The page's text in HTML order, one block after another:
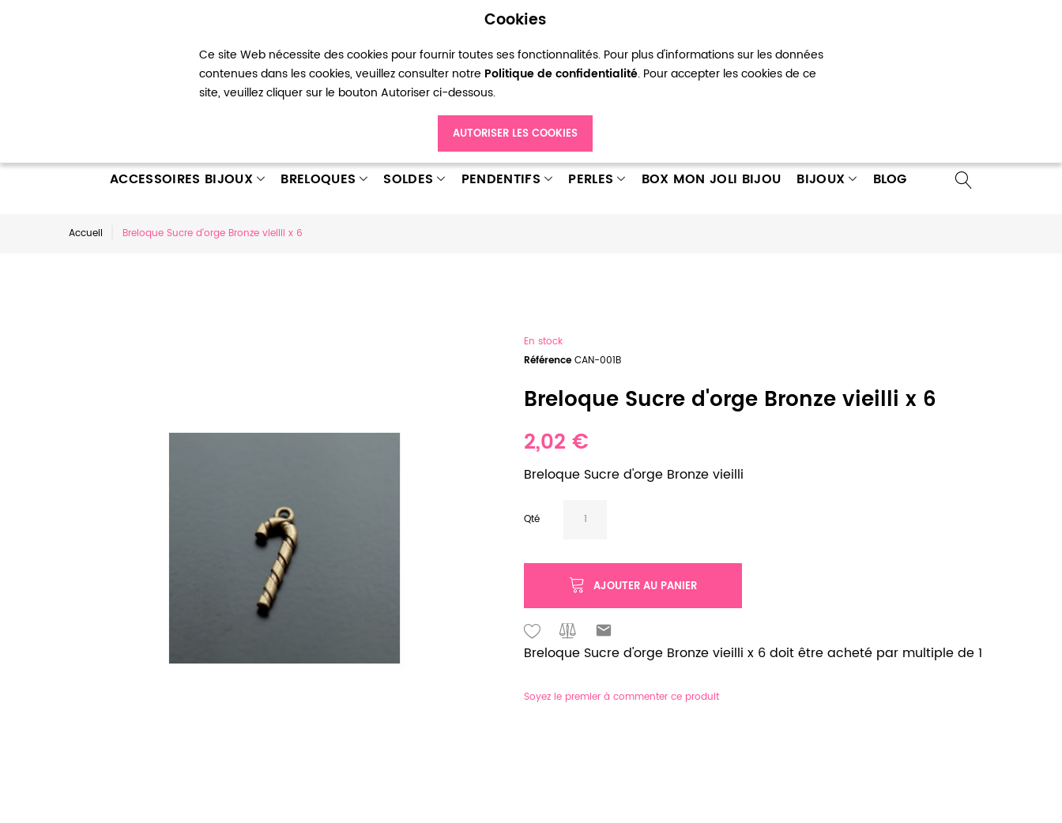
Cookies
Ce site Web nécessite des cookies pour fournir toutes ses fonctionnalités. Pour plus d'informations sur les données
contenues dans les cookies, veuillez consulter notre Politique de confidentialité. Pour accepter les cookies de ce
site, veuillez cliquer sur le bouton Autoriser ci-dessous.
AUTORISER LES COOKIES
Mon compte Ma liste d’envies Connexion Créer un compte
ACCESSOIRES BIJOUX BRELOQUES SOLDES PENDENTIFS PERLES BOX MON JOLI BIJOU BIJOUX BLOG
Accueil Breloque Sucre d'orge Bronze vieilli x 6
En stock
Référence CAN-001B
Breloque Sucre d'orge Bronze vieilli x 6
2,02 €
Breloque Sucre d'orge Bronze vieilli
Qté
AJOUTER AU PANIER
Breloque Sucre d'orge Bronze vieilli x 6 doit être acheté par multiple de 1
Soyez le premier à commenter ce produit